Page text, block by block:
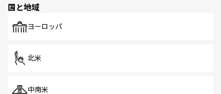
で、ホーカーズは地元の風情を楽しめる外せないスポット
国と地域
ヨーロッパ
北米
中南米